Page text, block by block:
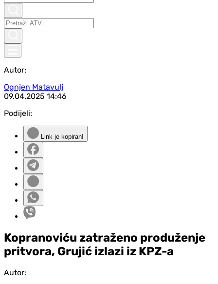
Autor:
Ognjen Matavulj
09.04.2025 14:46
Podijeli:
Link je kopiran!
Kopranoviću zatraženo produženje
pritvora, Grujić izlazi iz KPZ-a
Autor: